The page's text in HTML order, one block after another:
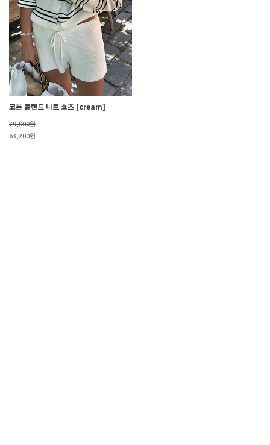
코튼 블랜드 니트 쇼츠 [cream]
79,000원
63,200원